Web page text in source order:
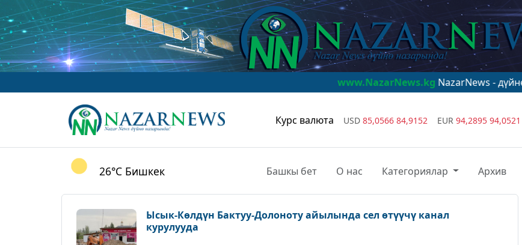
www.NazarNews.kgNazarNews - дүйнө
Курс валюта USD 85,0566 84,9152 EUR 94,2895 94,0521
26°C Бишкек Башкы бет О нас Категориялар Архив
Ысык-Көлдүн Бактуу-Долоноту айылында сел өтүүчү канал
курулууда